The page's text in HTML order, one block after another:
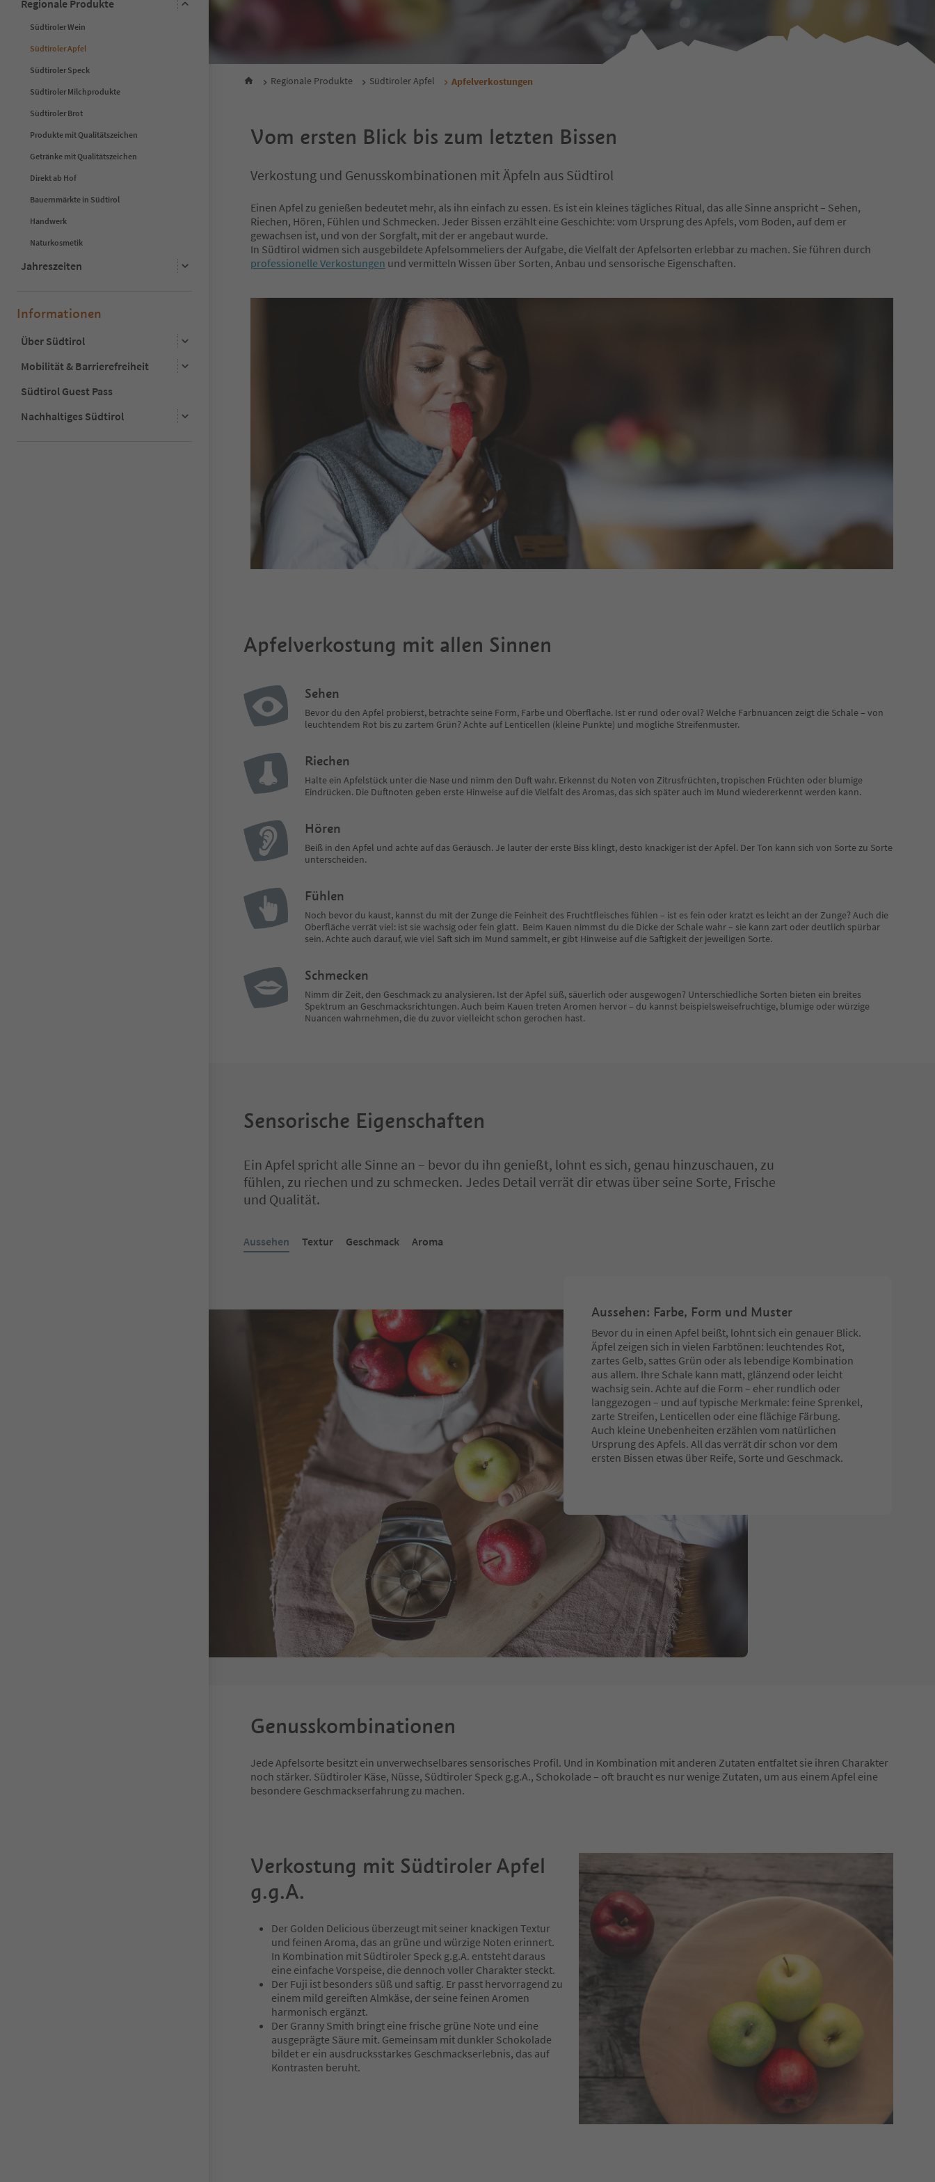
Regionale Produkte
Südtiroler Wein
Südtiroler Apfel
Südtiroler Speck
Südtiroler Milchprodukte
Südtiroler Brot
Produkte mit Qualitätszeichen
Getränke mit Qualitätszeichen
Direkt ab Hof
Bauernmärkte in Südtirol
Handwerk
Naturkosmetik
Jahreszeiten
Informationen
Über Südtirol
Mobilität & Barrierefreiheit
Südtirol Guest Pass
Nachhaltiges Südtirol
Regionale Produkte Südtiroler Apfel Apfelverkostungen
Vom ersten Blick bis zum letzten Bissen
Verkostung und Genusskombinationen mit Äpfeln aus Südtirol
Einen Apfel zu genießen bedeutet mehr, als ihn einfach zu essen. Es ist ein kleines tägliches Ritual, das alle Sinne anspricht – Sehen,
Riechen, Hören, Fühlen und Schmecken. Jeder Bissen erzählt eine Geschichte: vom Ursprung des Apfels, vom Boden, auf dem er
gewachsen ist, und von der Sorgfalt, mit der er angebaut wurde.
In Südtirol widmen sich ausgebildete Apfelsommeliers der Aufgabe, die Vielfalt der Apfelsorten erlebbar zu machen. Sie führen durch
professionelle Verkostungen und vermitteln Wissen über Sorten, Anbau und sensorische Eigenschaften.
Apfelverkostung mit allen Sinnen
Sehen
Bevor du den Apfel probierst, betrachte seine Form, Farbe und Oberfläche. Ist er rund oder oval? Welche Farbnuancen zeigt die Schale – von
leuchtendem Rot bis zu zartem Grün? Achte auf Lenticellen (kleine Punkte) und mögliche Streifenmuster.
Riechen
Halte ein Apfelstück unter die Nase und nimm den Duft wahr. Erkennst du Noten von Zitrusfrüchten, tropischen Früchten oder blumige
Eindrücken. Die Duftnoten geben erste Hinweise auf die Vielfalt des Aromas, das sich später auch im Mund wiedererkennt werden kann.
Hören
Beiß in den Apfel und achte auf das Geräusch. Je lauter der erste Biss klingt, desto knackiger ist der Apfel. Der Ton kann sich von Sorte zu Sorte
unterscheiden.
Fühlen
Noch bevor du kaust, kannst du mit der Zunge die Feinheit des Fruchtfleisches fühlen – ist es fein oder kratzt es leicht an der Zunge? Auch die
Oberfläche verrät viel: ist sie wachsig oder fein glatt. Beim Kauen nimmst du die Dicke der Schale wahr – sie kann zart oder deutlich spürbar
sein. Achte auch darauf, wie viel Saft sich im Mund sammelt, er gibt Hinweise auf die Saftigkeit der jeweiligen Sorte.
Schmecken
Nimm dir Zeit, den Geschmack zu analysieren. Ist der Apfel süß, säuerlich oder ausgewogen? Unterschiedliche Sorten bieten ein breites
Spektrum an Geschmacksrichtungen. Auch beim Kauen treten Aromen hervor – du kannst beispielsweisefruchtige, blumige oder würzige
Nuancen wahrnehmen, die du zuvor vielleicht schon gerochen hast.
Sensorische Eigenschaften
Ein Apfel spricht alle Sinne an – bevor du ihn genießt, lohnt es sich, genau hinzuschauen, zu
fühlen, zu riechen und zu schmecken. Jedes Detail verrät dir etwas über seine Sorte, Frische
und Qualität.
Aussehen Textur Geschmack Aroma
Aussehen: Farbe, Form und Muster
Bevor du in einen Apfel beißt, lohnt sich ein genauer Blick.
Äpfel zeigen sich in vielen Farbtönen: leuchtendes Rot,
zartes Gelb, sattes Grün oder als lebendige Kombination
aus allem. Ihre Schale kann matt, glänzend oder leicht
wachsig sein. Achte auf die Form – eher rundlich oder
langgezogen – und auf typische Merkmale: feine Sprenkel,
zarte Streifen, Lenticellen oder eine flächige Färbung.
Auch kleine Unebenheiten erzählen vom natürlichen
Ursprung des Apfels. All das verrät dir schon vor dem
ersten Bissen etwas über Reife, Sorte und Geschmack.
Genusskombinationen
Jede Apfelsorte besitzt ein unverwechselbares sensorisches Profil. Und in Kombination mit anderen Zutaten entfaltet sie ihren Charakter
noch stärker. Südtiroler Käse, Nüsse, Südtiroler Speck g.g.A., Schokolade – oft braucht es nur wenige Zutaten, um aus einem Apfel eine
besondere Geschmackserfahrung zu machen.
Verkostung mit Südtiroler Apfel
g.g.A.
Der Golden Delicious überzeugt mit seiner knackigen Textur
und feinen Aroma, das an grüne und würzige Noten erinnert.
In Kombination mit Südtiroler Speck g.g.A. entsteht daraus
eine einfache Vorspeise, die dennoch voller Charakter steckt.
Der Fuji ist besonders süß und saftig. Er passt hervorragend zu
einem mild gereiften Almkäse, der seine feinen Aromen
harmonisch ergänzt.
Der Granny Smith bringt eine frische grüne Note und eine
ausgeprägte Säure mit. Gemeinsam mit dunkler Schokolade
bildet er ein ausdrucksstarkes Geschmackserlebnis, das auf
Kontrasten beruht.